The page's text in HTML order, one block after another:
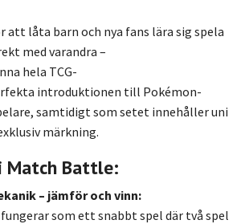
att låta barn och nya fans lära sig spela
med varandra –
hela TCG-
introduktionen till Pokémon-
samtidigt som setet innehålleruni
märkning.
Match Battle:
– jämföroch vinn:
fungerarsom ett snabbt spel där två spel